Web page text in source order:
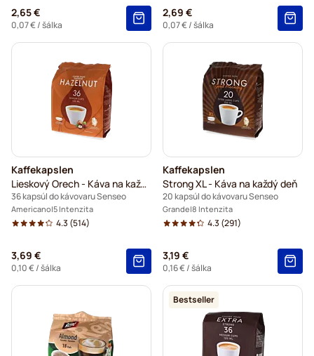
2,65 €
0,07 €/ šálka
2,69 €
0,07 €/ šálka
Kaffekapslen
Lieskový Orech - Káva na každý deň
36 kapsúl do kávovaru Senseo
Americano 5 Intenzita
4.3 (514)
3,69 €
0,10 €/ šálka
Kaffekapslen
Strong XL - Káva na každý deň
20 kapsúl do kávovaru Senseo
Grande 8 Intenzita
4.3 (291)
3,19 €
0,16 €/ šálka
Bestseller